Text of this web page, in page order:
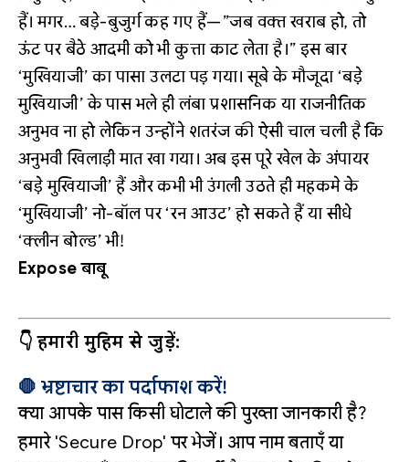
हैं। मगर… बड़े-बुजुर्ग कह गए हैं—”जब वक्त खराब हो, तो
ऊंट पर बैठे आदमी को भी कुत्ता काट लेता है।” इस बार
‘मुखियाजी’ का पासा उलटा पड़ गया। सूबे के मौजूदा ‘बड़े
मुखियाजी’ के पास भले ही लंबा प्रशासनिक या राजनीतिक
अनुभव ना हो लेकिन उन्होंने शतरंज की ऐसी चाल चली है कि
अनुभवी खिलाड़ी मात खा गया। अब इस पूरे खेल के अंपायर
‘बड़े मुखियाजी’ हैं और कभी भी उंगली उठते ही महकमे के
‘मुखियाजी’ नो-बॉल पर ‘रन आउट’ हो सकते हैं या सीधे
‘क्लीन बोल्ड’ भी!
Expose बाबू
👇 हमारी मुहिम से जुड़ें:
🛑 भ्रष्टाचार का पर्दाफाश करें!
क्या आपके पास किसी घोटाले की पुख्ता जानकारी है?
हमारे 'Secure Drop' पर भेजें। आप नाम बताएँ या